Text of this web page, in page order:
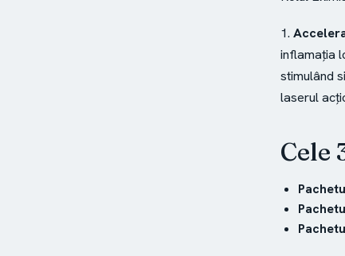
1.
inflamația
stimulând
laserul
Cele